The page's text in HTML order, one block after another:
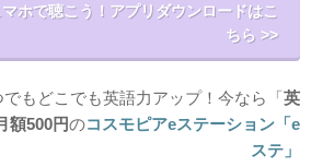
ホで聴こう！アプリダウンロードはこ
ちら >>
もどこでも英語力アップ！今なら「英
額500円のコスモピアeステーション「e
ステ」